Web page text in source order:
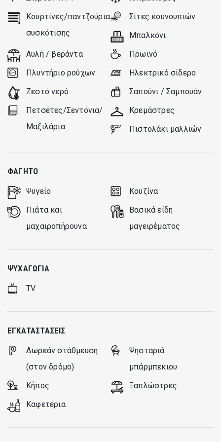
Υπηρεσίες κατόπιν αιτήματος
Μεταφορά από / προς το ξενοδοχείο
Baby Sitting
Σιδέρωμα
Ενοικίαση ποδηλάτων
Υπηρεσίες ενοικίασης σκαφών αναψυχής
Καταδυτικός εξοπλισμός ή μαθήματα - η τιμή βασίζεται
μπορούμε να σας βοηθήσουμε να νοικιάσετε τον
απαραίτητο εξοπλισμό ή να κλείσετε ένα μάθημα
κατάδυσης.
Υπηρεσία κομμωτηρίου
Υπηρεσία μασάζ
βίλα, με αρχικό κόστος 5 € τη φορά συν την αξία των
λάτρεις των θαλάσσιων σπορ στην παγκοσμίως γνωστή
ενημερώσετε τουλάχιστον 2 ημέρες νωρίτερα. Για τις
την πλευρά μας δεν απαιτείται καμία προμήθεια.
Κουρτίνες/παντζούρια
συσκότισης
Σίτες κουνουπιών
Μπαλκόνι
Αυλή / βεράντα
Πρωινό
Πλυντήριο ρούχων
Ηλεκτρικό σίδερο
Ζεστό νερό
Σαπούνι / Σαμπουάν
Πετσέτες/Σεντόνια/
Μαξιλάρια
Κρεμάστρες
Πιστολάκι μαλλιών
ΦΑΓΗΤΌ
Ψυγείο
Κουζίνα
Πιάτα και
μαχαιροπήρουνα
Βασικά είδη
μαγειρέματος
ΨΥΧΑΓΩΓΊΑ
TV
ΕΓΚΑΤΑΣΤΆΣΕΙΣ
Δωρεάν στάθμευση
(στον δρόμο)
Ψησταριά
μπάρμπεκιου
Κήπος
Ξαπλώστρες
Καφετέρια